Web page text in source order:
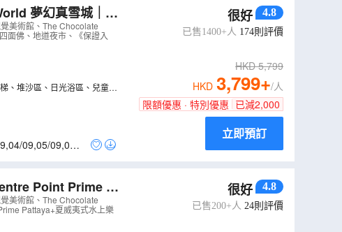
夢幻真雪城｜提
玩夏威夷式水上
美術館、The Chocolate
面佛、地道夜市、《保證入
、堆沙區、日光浴區、兒童區
,04/09,05/09,06/0
很好 4.8
已售1400+人 174則評價
HKD5,799
HKD 3,799+/人
限額優惠 · 特別優惠 已減2,000
立即預訂
Point Prime P
美術館、The Chocolate
Pattaya+夏威夷式水上樂
很好 4.8
已售200+人 24則評價